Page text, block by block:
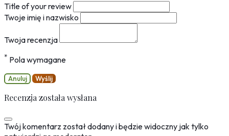
Title of your review
Twoje imię i nazwisko
Twoja recenzja
* Pola wymagane
Anuluj Wyślij
Recenzja została wysłana
Twój komentarz został dodany i będzie widoczny jak tylko